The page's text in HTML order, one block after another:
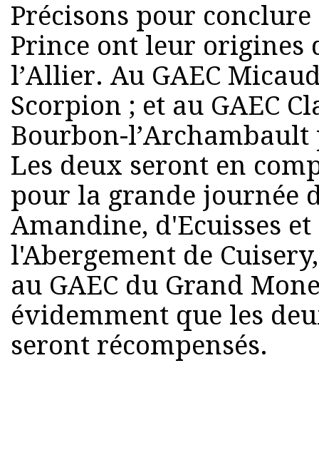
Précisons pour
Prince ont leur origines
l’Allier. Au GAEC
Scorpion ; et au GAEC
Bourbon-
Les deux seront en
pour la grande journée
Amandine, d'Ecuisses
l'Abergement de
au GAEC du Grand
évidemment que les
seront récompensés.